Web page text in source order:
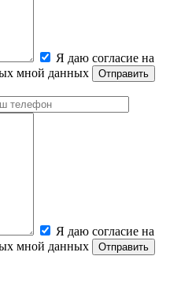
Я даю согласие на
мной данных
Я даю согласие на
мной данных